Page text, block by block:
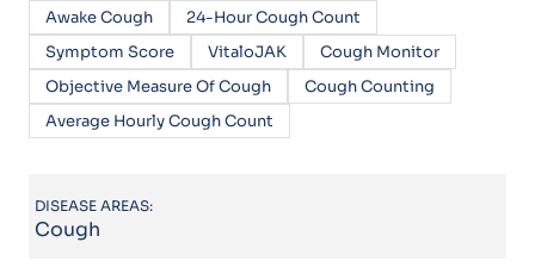
Awake Cough
24-Hour Cough Count
Symptom Score
VitaloJAK
Cough Monitor
Objective Measure Of Cough
Cough Counting
Average Hourly Cough Count
DISEASE AREAS:
Cough